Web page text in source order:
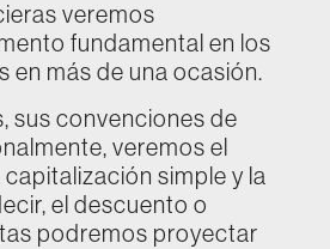
veremos
fundamental en los
en más de una ocasión.
sus convenciones de
veremos el
simple y la
el descuento o
podremos proyectar